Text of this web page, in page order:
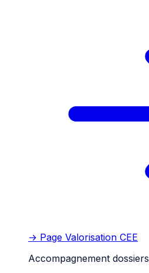
→ Page Valorisation CEE
Accompagnement dossiers